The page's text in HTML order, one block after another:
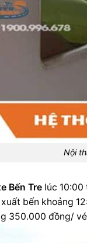
Nội
Bến Tre lúc 10:00
bến khoảng
350.000 đồng/